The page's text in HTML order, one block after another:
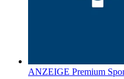
ANZEIGE Premium